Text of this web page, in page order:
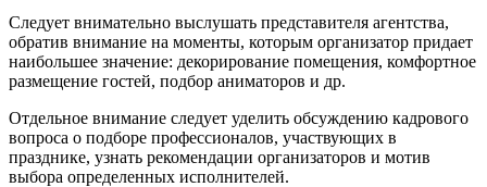
Следует внимательно выслушать представителя агентства,
обратив внимание на моменты, которым организатор придает
наибольшее значение: декорирование помещения, комфортное
размещение гостей, подбор аниматоров и др.
Отдельное внимание следует уделить обсуждению кадрового
вопроса о подборе профессионалов, участвующих в
празднике, узнать рекомендации организаторов и мотив
выбора определенных исполнителей.